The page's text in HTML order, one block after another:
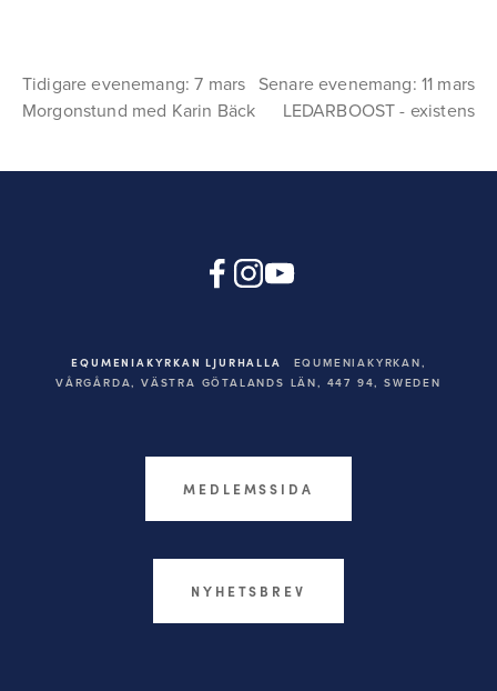
Tidigare evenemang: 7 mars
Morgonstund med Karin Bäck
Senare evenemang: 11 mars
LEDARBOOST - existens
EQUMENIAKYRKAN LJURHALLA
EQUMENIAKYRKAN,
VÅRGÅRDA, VÄSTRA GÖTALANDS LÄN, 447 94, SWEDEN
MEDLEMSSIDA
NYHETSBREV